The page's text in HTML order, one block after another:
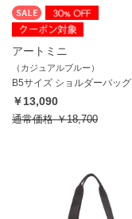
アートミニ
（カジュアルブルー）
B5サイズ ショルダーバッグ
￥13,090
通常価格￥18,700